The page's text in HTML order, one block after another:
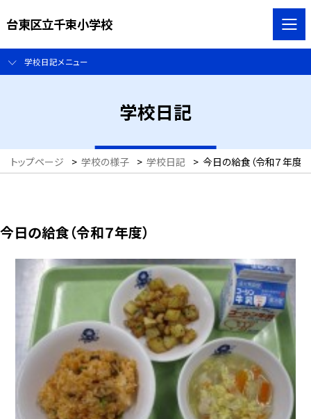
台東区立千束小学校
学校日記メニュー
学校日記
トップページ > 学校の様子 > 学校日記 > 今日の給食（令和７年度）
今日の給食（令和７年度）